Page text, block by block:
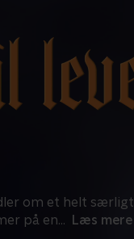
om et helt særligt
på en... Læs mere